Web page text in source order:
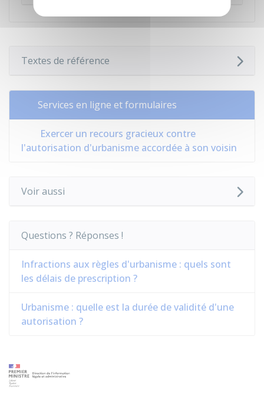
Textes de référence
Services en ligne et formulaires
Exercer un recours gracieux contre
l'autorisation d'urbanisme accordée à son voisin
Voir aussi
Questions ? Réponses !
Infractions aux règles d'urbanisme : quels sont
les délais de prescription ?
Urbanisme : quelle est la durée de validité d'une
autorisation ?